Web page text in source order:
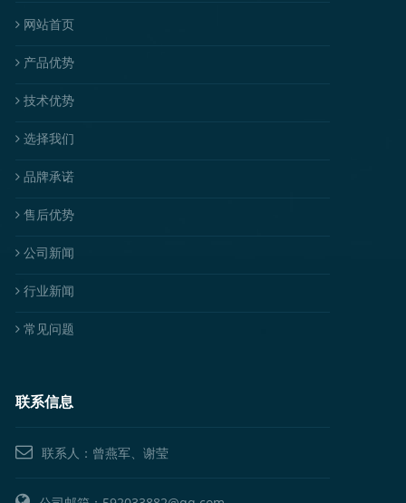
网站首页
产品优势
技术优势
选择我们
品牌承诺
售后优势
公司新闻
行业新闻
常见问题
联系信息
联系人：曾燕军、谢莹